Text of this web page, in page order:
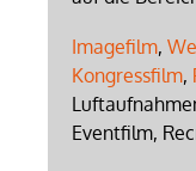
Imagefilm,
Kongressfilm,
Eventfilm,